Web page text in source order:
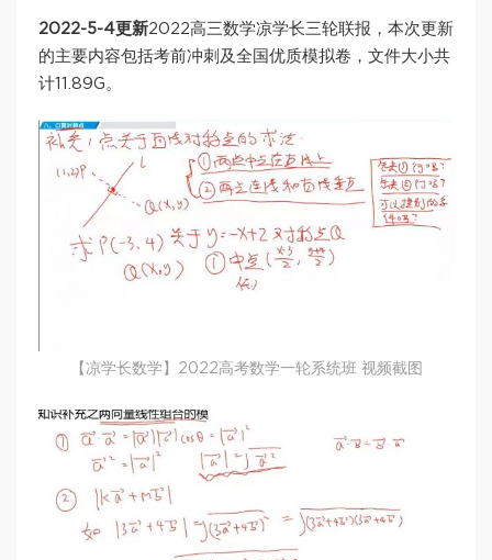
2022-5-4更新2022高三数学凉学长三轮联报，本次更新
的主要内容包括考前冲刺及全国优质模拟卷，文件大小共
计11.89G。
【凉学长数学】2022高考数学一轮系统班 视频截图